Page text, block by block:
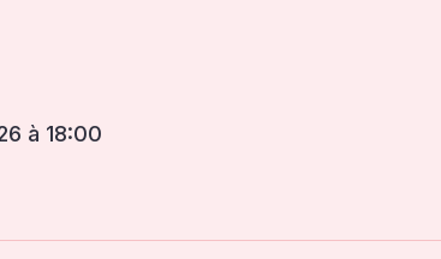
à 18:00